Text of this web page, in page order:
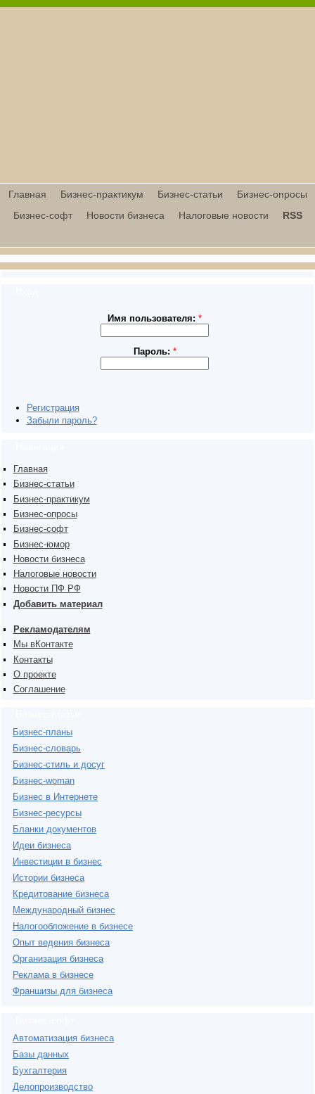
Главная Бизнес-практикум Бизнес-статьи
Бизнес-опросы
Бизнес-софт
Новости бизнеса Налоговые новости RSS
Имя пользователя:*
Пароль: *
Регистрация
Забыли пароль?
Главная
Бизнес-статьи
Бизнес-практикум
Бизнес-опросы
Бизнес-софт
Бизнес-юмор
Новости бизнеса
Налоговые новости
Новости ПФ РФ
Добавить материал
Рекламодателям
Мы вКонтакте
Контакты
О проекте
Соглашение
Бизнес-планы
Бизнес-словарь
Бизнес-стиль и досуг
Бизнес-woman
Бизнес в Интернете
Бизнес-ресурсы
Бланки документов
Идеи бизнеса
Инвестиции в бизнес
Истории бизнеса
Кредитование бизнеса
Международный бизнес
Налогообложение в бизнесе
Опыт ведения бизнеса
Организация бизнеса
Реклама в бизнесе
Франшизы для бизнеса
Автоматизация бизнеса
Базы данных
Бухгалтерия
Делопроизводство